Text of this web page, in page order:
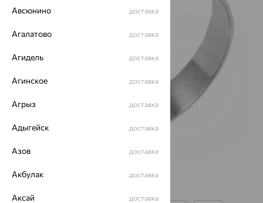
Авсюнино доставка
Агалатово доставка
Агидель доставка
Агинское доставка
Агрыз доставка
Адыгейск доставка
Азов доставка
Акбулак доставка
Аксай доставка